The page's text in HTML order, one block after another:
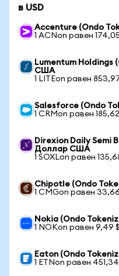
в USD
Accenture (Ondo
1 ACNon равен
Lumentum Holdings
США
1 LITEon равен
Salesforce (Ondo
1 CRMon равен
Direxion Daily Semi
Доллар США
1 SOXLon равен
Chipotle (Ondo
1 CMGon равен
Nokia (Ondo
1 NOKon равен 9,49 $
Eaton (Ondo
1 ETNon равен